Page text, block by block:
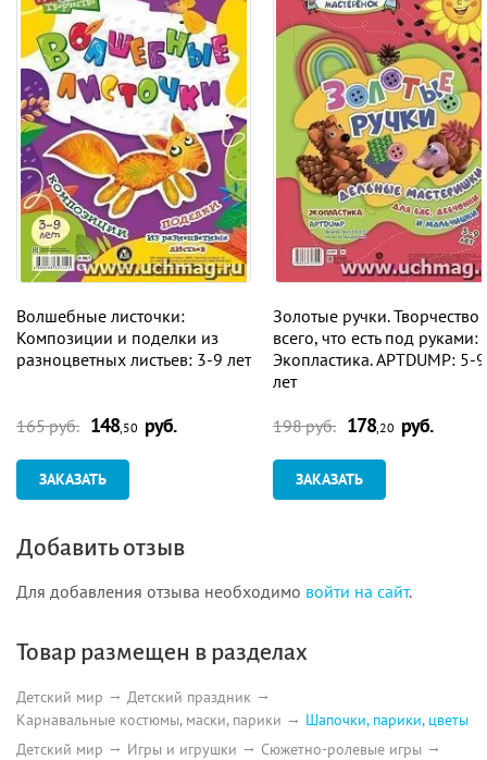
Волшебные листочки:
Композиции и поделки из
разноцветных листьев: 3-9 лет
165 руб. 148,50 руб.
ЗАКАЗАТЬ
Золотые ручки. Творчество
всего, что есть под руками:
Экопластика. APTDUMP: 5-9
лет
198 руб. 178,20 руб.
ЗАКАЗАТЬ
Добавить отзыв
Для добавления отзыва необходимо войти на сайт.
Товар размещен в разделах
Детский мир
Детский праздник
Карнавальные костюмы, маски, парики
Шапочки, парики, цветы
Детский мир
Игры и игрушки
Сюжетно-ролевые игры